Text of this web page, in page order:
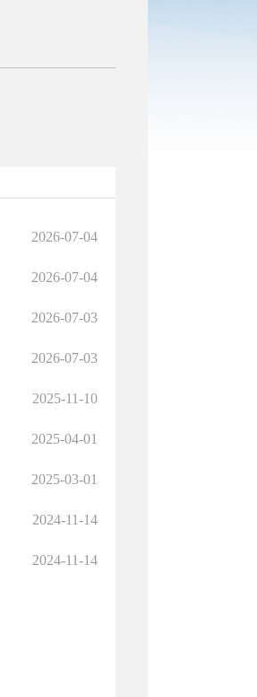
2026-07-04
2026-07-04
2026-07-03
2026-07-03
2025-11-10
2025-04-01
2025-03-01
2024-11-14
2024-11-14